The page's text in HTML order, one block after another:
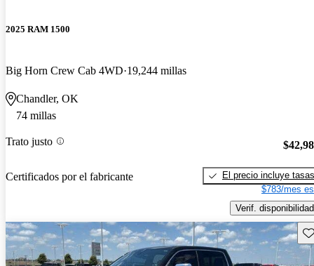
2025 RAM 1500
Big Horn Crew Cab 4WD 19,244 millas
Chandler, OK
74 millas
Trato justo
Certificados por el fabricante
El precio incluye tasas
$783/mes
Verif. disponibilidad